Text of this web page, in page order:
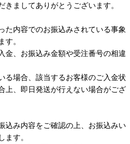
ましてありがとうございます。
た内容でのお振込みされている事象
。
金、お振込み金額や受注番号の相違
る場合、該当するお客様のご入金状
上、即日発送が行えない場合がござ
込み内容をご確認の上、お振込みい
す。